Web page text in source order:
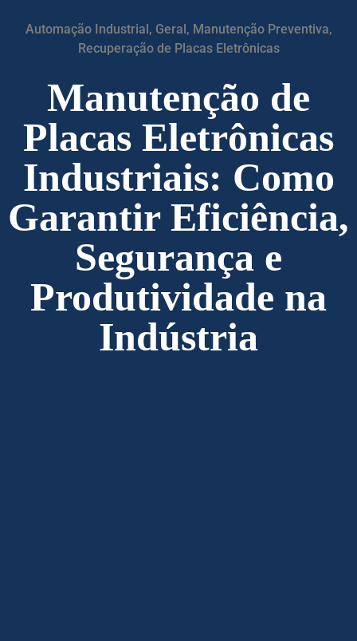
Automação Industrial , Geral , Manutenção Preventiva,
Recuperação de Placas Eletrônicas
Manutenção de
Placas Eletrônicas
Industriais: Como
Garantir Eficiência,
Segurança e
Produtividade na
Indústria